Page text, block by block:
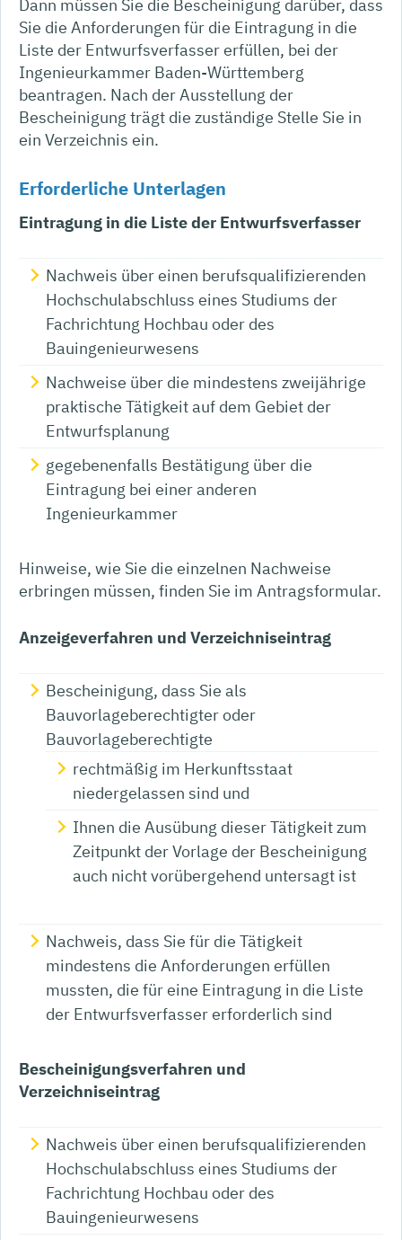
Dann müssen Sie die Bescheinigung darüber, dass
Sie die Anforderungen für die Eintragung in die
Liste der Entwurfsverfasser erfüllen, bei der
Ingenieurkammer Baden-Württemberg
beantragen. Nach der Ausstellung der
Bescheinigung trägt die zuständige Stelle Sie in
ein Verzeichnis ein.
Erforderliche Unterlagen
Eintragung in die Liste der Entwurfsverfasser
Nachweis über einen berufsqualifizierenden
Hochschulabschluss eines Studiums der
Fachrichtung Hochbau oder des
Bauingenieurwesens
Nachweise über die mindestens zweijährige
praktische Tätigkeit auf dem Gebiet der
Entwurfsplanung
gegebenenfalls Bestätigung über die
Eintragung bei einer anderen
Ingenieurkammer
Hinweise, wie Sie die einzelnen Nachweise
erbringen müssen, finden Sie im Antragsformular.
Anzeigeverfahren und Verzeichniseintrag
Bescheinigung, dass Sie als
Bauvorlageberechtigter oder
Bauvorlageberechtigte
rechtmäßig im Herkunftsstaat
niedergelassen sind und
Ihnen die Ausübung dieser Tätigkeit zum
Zeitpunkt der Vorlage der Bescheinigung
auch nicht vorübergehend untersagt ist
Nachweis, dass Sie für die Tätigkeit
mindestens die Anforderungen erfüllen
mussten, die für eine Eintragung in die Liste
der Entwurfsverfasser erforderlich sind
Bescheinigungsverfahren und
Verzeichniseintrag
Nachweis über einen berufsqualifizierenden
Hochschulabschluss eines Studiums der
Fachrichtung Hochbau oder des
Bauingenieurwesens